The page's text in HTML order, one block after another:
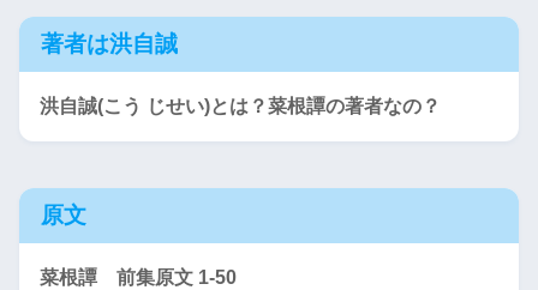
著者は洪自誠
洪自誠(こう じせい)とは？菜根譚の著者なの？
原文
菜根譚 前集原文 1-50